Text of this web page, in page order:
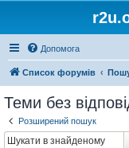
Допомога
Список форумів
Теми без
Розширений пошук